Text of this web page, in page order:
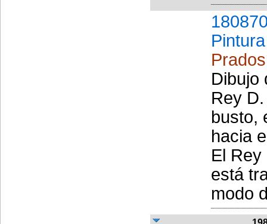
Pintura
Dibujo
Rey
busto,
hacia
El
está
modo